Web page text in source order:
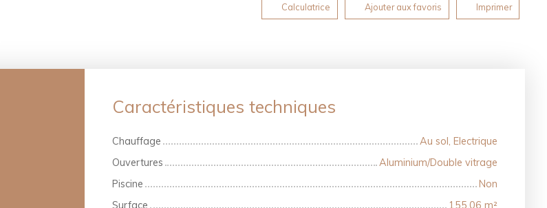
Calculatrice Ajouter aux favoris Imprimer
Caractéristiques techniques
Chauffage
Au sol, Electrique
Ouvertures
Aluminium/Double vitrage
Piscine
Non
Surface
155.06 m²